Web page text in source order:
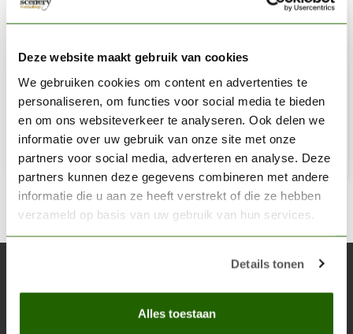
Deze website maakt gebruik van cookies
We gebruiken cookies om content en advertenties te
personaliseren, om functies voor social media te bieden
en om ons websiteverkeer te analyseren. Ook delen we
informatie over uw gebruik van onze site met onze
partners voor social media, adverteren en analyse. Deze
partners kunnen deze gegevens combineren met andere
informatie die u aan ze heeft verstrekt of die ze hebben
verzameld op basis van uw gebruik van hun services.
Details tonen
Alles toestaan
Dry Grass Flock 2mm - 250ml - AK8223
€5,95
Niet op voorraad
Blijf op de hoogte over onze laatste acties